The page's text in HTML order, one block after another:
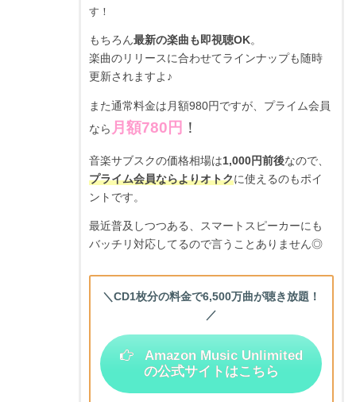
す！
もちろん最新の楽曲も即視聴OK。
楽曲のリリースに合わせてラインナップも随時
更新されますよ♪
また通常料金は月額980円ですが、プライム会員
なら 月額780円 ！
音楽サブスクの価格相場は1,000円前後なので、
プライム会員ならよりオトクに使えるのもポイ
ントです。
最近普及しつつある、スマートスピーカーにも
バッチリ対応してるので言うことありません◎
＼CD1枚分の料金で6,500万曲が聴き放題！
／
Amazon Music Unlimited
の公式サイトはこちら